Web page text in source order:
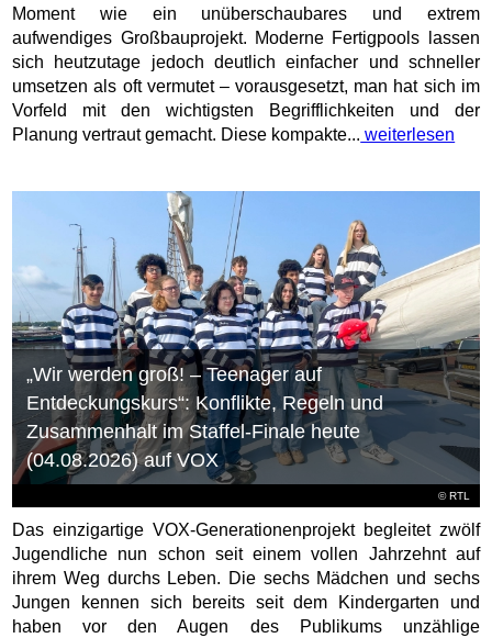
Moment wie ein unüberschaubares und extrem
aufwendiges Großbauprojekt. Moderne Fertigpools lassen
sich heutzutage jedoch deutlich einfacher und schneller
umsetzen als oft vermutet – vorausgesetzt, man hat sich im
Vorfeld mit den wichtigsten Begrifflichkeiten und der
Planung vertraut gemacht. Diese kompakte... weiterlesen
© RTL
„Wir werden groß! – Teenager auf
Entdeckungskurs“: Konflikte, Regeln und
Zusammenhalt im Staffel-Finale heute
(04.08.2026) auf VOX
Das einzigartige VOX-Generationenprojekt begleitet zwölf
Jugendliche nun schon seit einem vollen Jahrzehnt auf
ihrem Weg durchs Leben. Die sechs Mädchen und sechs
Jungen kennen sich bereits seit dem Kindergarten und
haben vor den Augen des Publikums unzählige